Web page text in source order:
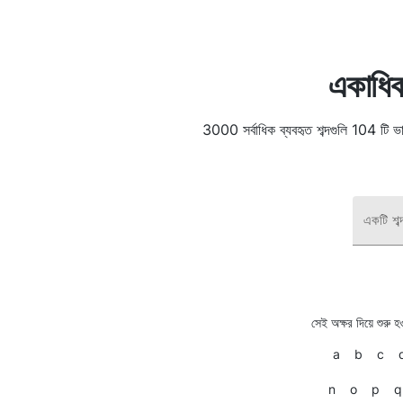
3000 সর্বাধিক ব্যবহৃত শব্দগুলি 104 টি
একটি
সেই অক্ষর দিয়ে শুরু
a b c
n o p q